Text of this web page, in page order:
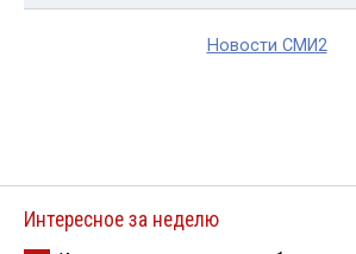
Новости СМИ2
Интересное за неделю